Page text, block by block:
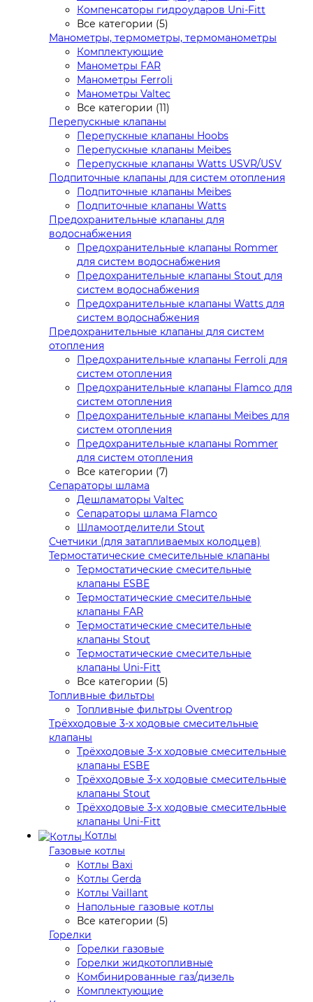
Компенсаторы гидроударов Uni-Fitt
Все категории (5)
Манометры, термометры, термоманометры
Комплектующие
Манометры FAR
Манометры Ferroli
Манометры Valtec
Все категории (11)
Перепускные клапаны
Перепускные клапаны Hoobs
Перепускные клапаны Meibes
Перепускные клапаны Watts USVR/USV
Подпиточные клапаны для систем отопления
Подпиточные клапаны Meibes
Подпиточные клапаны Watts
Предохранительные клапаны для
водоснабжения
Предохранительные клапаны Rommer
для систем водоснабжения
Предохранительные клапаны Stout для
систем водоснабжения
Предохранительные клапаны Watts для
систем водоснабжения
Предохранительные клапаны для систем
отопления
Предохранительные клапаны Ferroli для
систем отопления
Предохранительные клапаны Flamco для
систем отопления
Предохранительные клапаны Meibes для
систем отопления
Предохранительные клапаны Rommer
для систем отопления
Все категории (7)
Сепараторы шлама
Дешламаторы Valtec
Сепараторы шлама Flamco
Шламоотделители Stout
Счетчики (для затапливаемых колодцев)
Термостатические смесительные клапаны
Термостатические смесительные
клапаны ESBE
Термостатические смесительные
клапаны FAR
Термостатические смесительные
клапаны Stout
Термостатические смесительные
клапаны Uni-Fitt
Все категории (5)
Топливные фильтры
Топливные фильтры Oventrop
Трёхходовые 3-х ходовые смесительные
клапаны
Трёхходовые 3-х ходовые смесительные
клапаны ESBE
Трёхходовые 3-х ходовые смесительные
клапаны Stout
Трёхходовые 3-х ходовые смесительные
клапаны Uni-Fitt
Котлы
Газовые котлы
Котлы Baxi
Котлы Gerda
Котлы Vaillant
Напольные газовые котлы
Все категории (5)
Горелки
Горелки газовые
Горелки жидкотопливные
Комбинированные газ/дизель
Комплектующие